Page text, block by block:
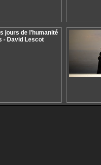
jours de l'humanité
- David Lescot